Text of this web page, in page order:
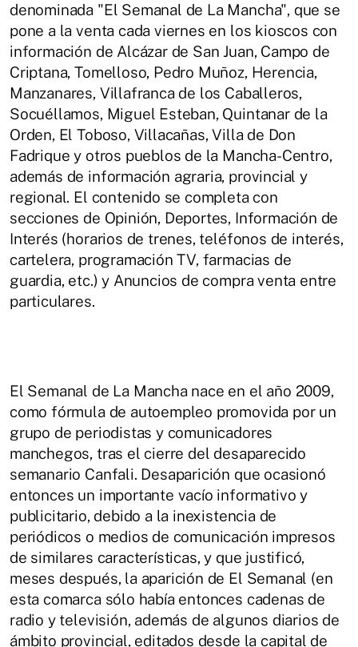
denominada "El Semanal de La Mancha", que se
pone a la venta cada viernes en los kioscos con
información de Alcázar de San Juan, Campo de
Criptana, Tomelloso, Pedro Muñoz, Herencia,
Manzanares, Villafranca de los Caballeros,
Socuéllamos, Miguel Esteban, Quintanar de la
Orden, El Toboso, Villacañas, Villa de Don
Fadrique y otros pueblos de la Mancha-Centro,
además de información agraria, provincial y
regional. El contenido se completa con
secciones de Opinión, Deportes, Información de
Interés (horarios de trenes, teléfonos de interés,
cartelera, programación TV, farmacias de
guardia, etc.) y Anuncios de compra venta entre
particulares.
El Semanal de La Mancha nace en el año 2009,
como fórmula de autoempleo promovida por un
grupo de periodistas y comunicadores
manchegos, tras el cierre del desaparecido
semanario Canfali. Desaparición que ocasionó
entonces un importante vacío informativo y
publicitario, debido a la inexistencia de
periódicos o medios de comunicación impresos
de similares características, y que justificó,
meses después, la aparición de El Semanal (en
esta comarca sólo había entonces cadenas de
radio y televisión, además de algunos diarios de
ámbito provincial, editados desde la capital de